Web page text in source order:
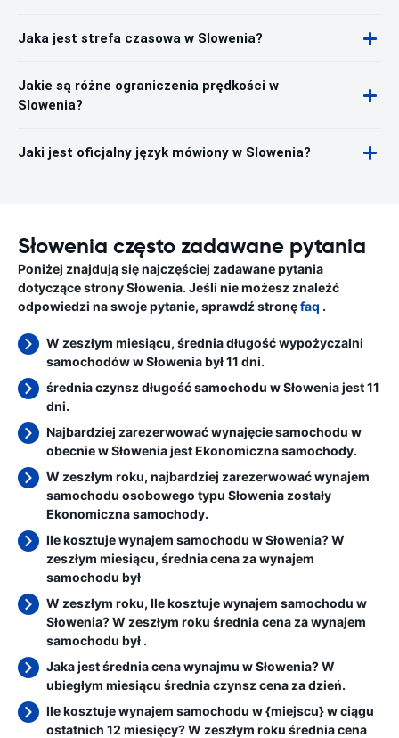
Jaka jest strefa czasowa w Slowenia?
Jakie są różne ograniczenia prędkości w
Slowenia?
Jaki jest oficjalny język mówiony w Slowenia?
Słowenia często zadawane pytania
Poniżej znajdują się najczęściej zadawane pytania
dotyczące strony Słowenia. Jeśli nie możesz znaleźć
odpowiedzi na swoje pytanie, sprawdź stronęfaq .
W zeszłym miesiącu, średnia długość wypożyczalni
samochodów w Słowenia był 11 dni.
średnia czynsz długość samochodu w Słowenia jest 11
dni.
Najbardziej zarezerwować wynajęcie samochodu w
obecnie w Słowenia jest Ekonomiczna samochody.
W zeszłym roku, najbardziej zarezerwować wynajem
samochodu osobowego typu Słowenia zostały
Ekonomiczna samochody.
Ile kosztuje wynajem samochodu w Słowenia? W
zeszłym miesiącu, średnia cena za wynajem
samochodu był
W zeszłym roku, Ile kosztuje wynajem samochodu w
Słowenia? W zeszłym roku średnia cena za wynajem
samochodu był .
Jaka jest średnia cena wynajmu w Słowenia? W
ubiegłym miesiącu średnia czynsz cena za dzień.
Ile kosztuje wynajem samochodu w {miejscu} w ciągu
ostatnich 12 miesięcy? W zeszłym roku średnia cena